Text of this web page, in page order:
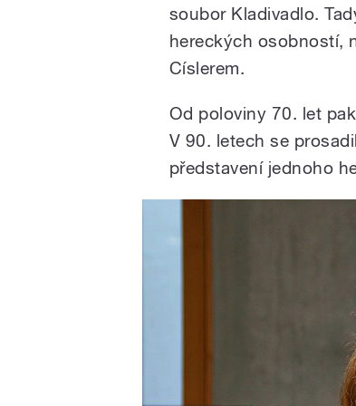
soubor Kladivadlo.
hereckých osobností,
Císlerem.
Od poloviny 70. let
V 90. letech se
představení jednoho